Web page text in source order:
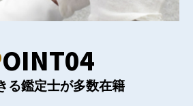
OINT04
る鑑定士が多数在籍